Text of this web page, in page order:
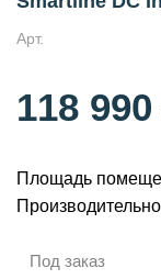
Арт.
118
Площадь
Под заказ